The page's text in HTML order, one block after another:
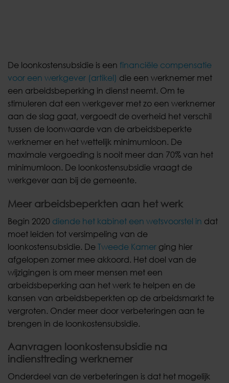
De loonkostensubsidie is een financiële compensatie
voor een werkgever (artikel) die een werknemer met
een arbeidsbeperking in dienst neemt. Om te
stimuleren dat een werkgever met zo een werknemer
aan de slag gaat, vergoedt de overheid het verschil
tussen de loonwaarde van de arbeidsbeperkte
werknemer en het wettelijk minimumloon. De
maximale vergoeding is nooit meer dan 70% van het
minimumloon. De loonkostensubsidie vraagt de
werkgever aan bij de gemeente.
Meer arbeidsbeperkten aan het werk
Begin 2020 diende het kabinet een wetsvoorstel in dat
moet leiden tot versimpeling van de
loonkostensubsidie. De Tweede Kamer ging hier
afgelopen zomer mee akkoord. Het doel van de
wijzigingen is om meer mensen met een
arbeidsbeperking aan het werk te helpen en de
kansen van arbeidsbeperkten op de arbeidsmarkt te
vergroten. Onder meer door verbeteringen aan te
brengen in de loonkostensubsidie.
Aanvragen loonkostensubsidie na
indiensttreding werknemer
Onderdeel van de verbeteringen is dat het mogelijk